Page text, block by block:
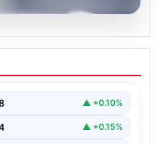
Geniş Kapsamlı
kapsamında şehrin…
▲ +0.10%
▲ +0.15%